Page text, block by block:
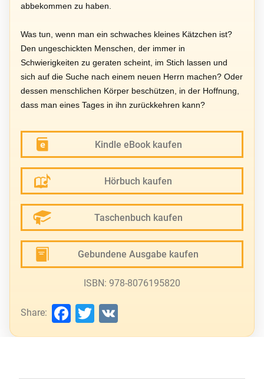
abbekommen zu haben.
Was tun, wenn man ein schwaches kleines Kätzchen ist?
Den ungeschickten Menschen, der immer in
Schwierigkeiten zu geraten scheint, im Stich lassen und
sich auf die Suche nach einem neuen Herrn machen? Oder
dessen menschlichen Körper beschützen, in der Hoffnung,
dass man eines Tages in ihn zurückkehren kann?
Kindle eBook kaufen
Hörbuch kaufen
Taschenbuch kaufen
Gebundene Ausgabe kaufen
ISBN: 978-8076195820
Share: Facebook
Twitter